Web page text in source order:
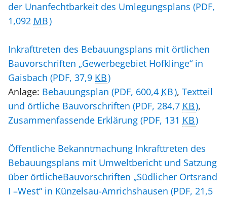
der Unanfechtbarkeit des Umlegungsplans (PDF,
1,092 MB)
Inkrafttreten des Bebauungsplans mit örtlichen
Bauvorschriften „Gewerbegebiet Hofklinge“ in
Gaisbach (PDF, 37,9 KB)
Anlage: Bebauungsplan (PDF, 600,4 KB), Textteil
und örtliche Bauvorschriften (PDF, 284,7 KB),
Zusammenfassende Erklärung (PDF, 131 KB)
Öffentliche Bekanntmachung Inkrafttreten des
Bebauungsplans mit Umweltbericht und Satzung
über örtlicheBauvorschriften „Südlicher Ortsrand
I –West“ in Künzelsau-Amrichshausen (PDF, 21,5